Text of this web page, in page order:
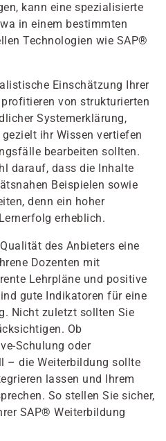
kann eine spezialisierte
in einem bestimmten
Technologien wie SAP®
Einschätzung Ihrer
von strukturierten
Systemerklärung,
ihr Wissen vertiefen
bearbeiten sollten.
darauf, dass die Inhalte
Beispielen sowie
denn ein hoher
erheblich.
des Anbieters eine
Dozenten mit
Lehrpläne und positive
gute Indikatoren für eine
Nicht zuletzt sollten Sie
Ob
Schulung oder
– die Weiterbildung sollte
lassen und Ihrem
So stellen Sie sicher,
SAP® Weiterbildung